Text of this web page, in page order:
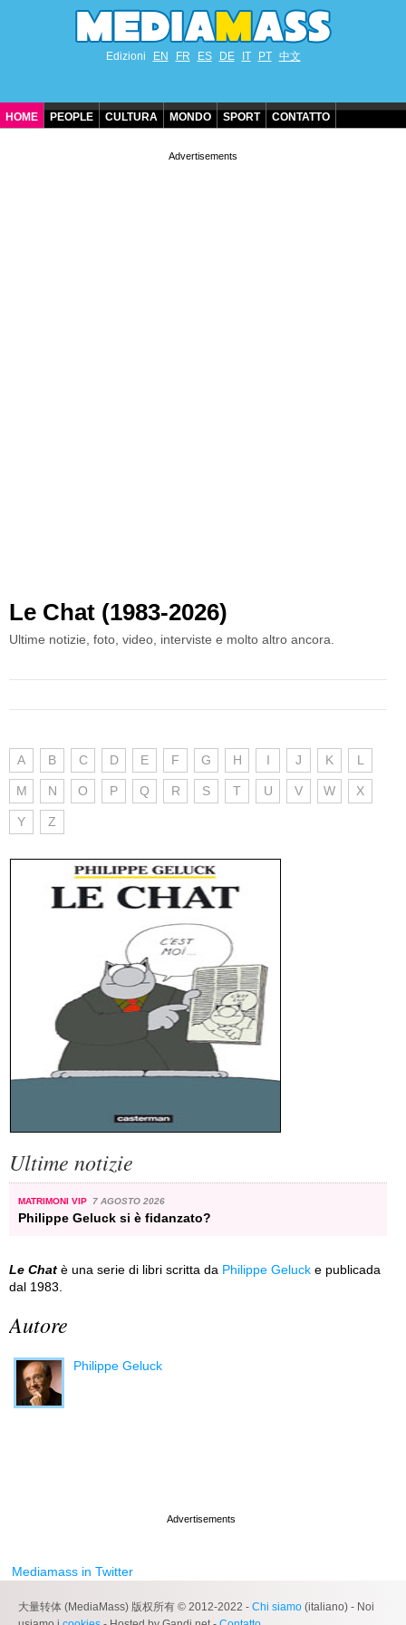
Edizioni EN FR ES DE IT PT 中文
HOME PEOPLE CULTURA MONDO SPORT CONTATTO
Le Chat (1983-2026)
Ultime notizie, foto, video, interviste e molto altro ancora.
A B C D E F G H I J K L
M N O P Q R S T U V W X
Y Z
Ultime notizie
MATRIMONI VIP 7 AGOSTO 2026
Philippe Geluck si è fidanzato?
Le Chat è una serie di libri scritta da Philippe Geluck e publicada
dal 1983.
Autore
Philippe Geluck
Mediamass in Twitter
大量转体 (MediaMass) 版权所有 © 2012-2022 - Chi siamo (italiano) - Noi